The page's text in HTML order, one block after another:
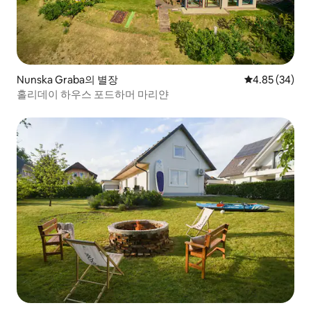
Nunska Graba의 별장 평점 4.85점(5
4.85 (34)
홀리데이 하우스 포드하머 마리얀